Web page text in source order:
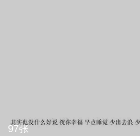
97张